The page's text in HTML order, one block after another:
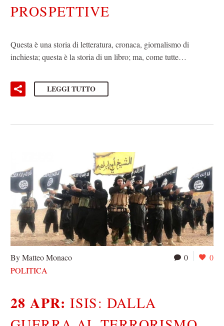
PROSPETTIVE
Questa è una storia di letteratura, cronaca, giornalismo di
inchiesta; questa è la storia di un libro; ma, come tutte…
LEGGI TUTTO
0 0
By Matteo Monaco
POLITICA
28 APR:ISIS: DALLA